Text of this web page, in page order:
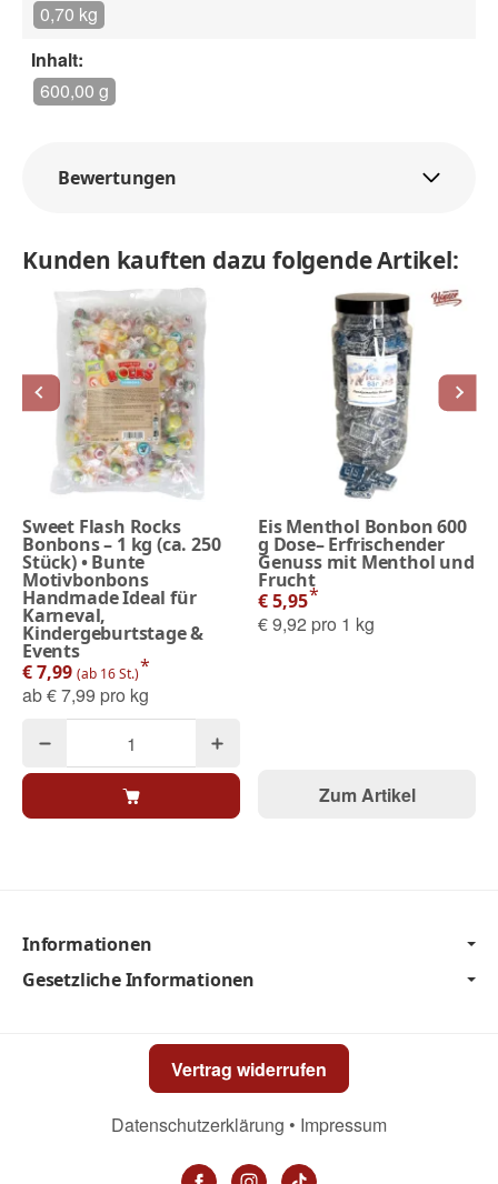
0,70 kg
Inhalt:
600,00 g
Bewertungen
Kunden kauften dazu folgende Artikel:
Sweet Flash Rocks
Bonbons – 1 kg (ca. 250
Stück) • Bunte
Motivbonbons
Handmade Ideal für
Karneval,
Kindergeburtstage &
Events
€ 7,99 (ab 16 St.)*
ab€ 7,99 pro kg
Eis Menthol Bonbon 600
g Dose– Erfrischender
Genuss mit Menthol und
Frucht
€ 5,95*
€ 9,92 pro 1 kg
Zum Artikel
Informationen
Gesetzliche Informationen
Vertrag widerrufen
Datenschutzerklärung • Impressum